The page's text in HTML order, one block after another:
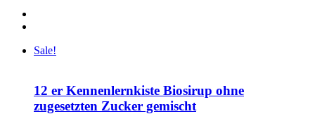
Sale!
12 er Kennenlernkiste Biosirup ohne
zugesetzten Zucker gemischt